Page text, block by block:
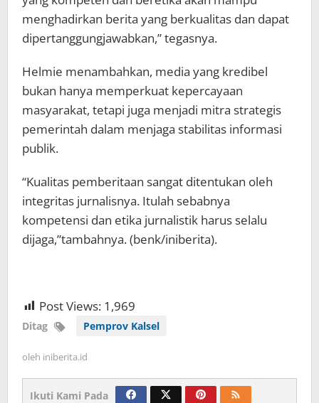
menghadirkan berita yang berkualitas dan dapat
dipertanggungjawabkan,” tegasnya.
Helmie menambahkan, media yang kredibel
bukan hanya memperkuat kepercayaan
masyarakat, tetapi juga menjadi mitra strategis
pemerintah dalam menjaga stabilitas informasi
publik.
“Kualitas pemberitaan sangat ditentukan oleh
integritas jurnalisnya. Itulah sebabnya
kompetensi dan etika jurnalistik harus selalu
dijaga,”tambahnya. (benk/iniberita).
Post Views: 1,969
Ditag Pemprov Kalsel
oleh iniberita.id
Ikuti Kami Pada